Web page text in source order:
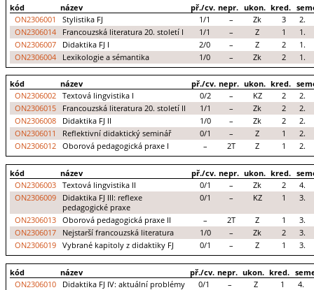
kód název př./cv. nepr. ukon. kred.
ON2306001
Stylistika FJ 1/1 – Zk 3
2.
ON2306014
Francouzská literatura 20. století I 1/1 – Z 1
1.
ON2306007
Didaktika FJ I 2/0 – Z 2
1.
ON2306004
Lexikologie a sémantika 1/0 – Zk 2 1.
kód název př./cv. nepr. ukon. kred.
ON2306002
Textová lingvistika I 0/2 – KZ 2
2.
ON2306015
Francouzská literatura 20. století II 1/1 – Zk 2
2.
ON2306008
Didaktika FJ II 1/0 – Zk 2
2.
ON2306011
Reflektivní didaktický seminář 0/1 – Z 1
2.
ON2306012
Oborová pedagogická praxe I – 2T Z 1 2.
kód název př./cv. nepr. ukon. kred.
ON2306003
Textová lingvistika II 0/1 – Zk 2
4.
ON2306009
Didaktika FJ III: reflexe
pedagogické praxe
0/1 – KZ 1 3.
ON2306013 Oborová pedagogická praxe II – 2T Z 1
3.
ON2306017
Nejstarší francouzská literatura 1/0 – Zk 2
3.
ON2306019
Vybrané kapitoly z didaktiky FJ 0/1 – Z 1 3.
kód název př./cv. nepr. ukon. kred.
ON2306010
Didaktika FJ IV: aktuální problémy 0/1 – Z 1
4.